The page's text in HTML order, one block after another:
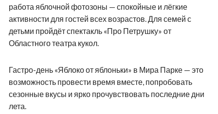
работа яблочной фотозоны — спокойные и лёгкие
активности для гостей всех возрастов. Для семей с
детьми пройдёт спектакль «Про Петрушку» от
Областного театра кукол.
Гастро-день «Яблоко от яблоньки» в Мира Парке — это
возможность провести время вместе, попробовать
сезонные вкусы и ярко прочувствовать последние дни
лета.